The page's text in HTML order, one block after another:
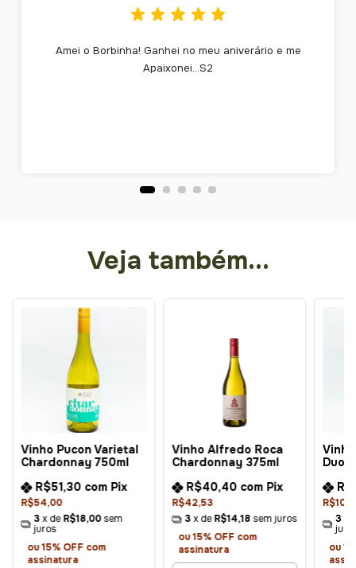
Amei o Borbinha! Ganhei no meu aniverário e me
Apaixonei...S2
Veja também...
Vinho Pucon Varietal
Chardonnay 750ml
R$54,00
R$51,30 com Pix
3x deR$18,00 sem
juros
ou 15% OFF com
assinatura
Vinho Alfredo Roca
Chardonnay 375ml
R$42,53
R$40,40 com Pix
3 x deR$14,18 sem juros
ou 15% OFF com
assinatura
3
ou